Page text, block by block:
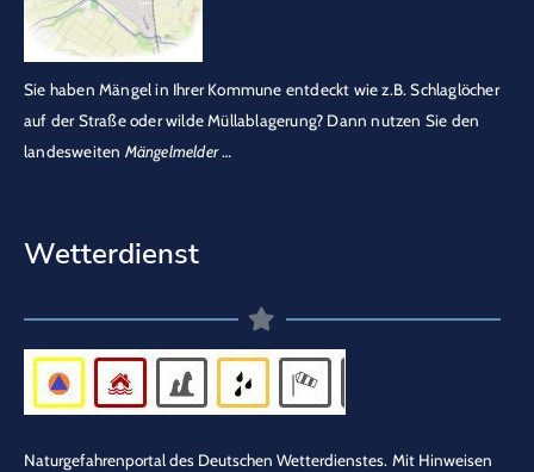
Sie haben Mängel in Ihrer Kommune entdeckt wie z.B. Schlaglöcher
auf der Straße oder wilde Müllablagerung? Dann nutzen Sie den
landesweiten Mängelmelder…
Wetterdienst
Naturgefahrenportal des Deutschen Wetterdienstes. Mit Hinweisen